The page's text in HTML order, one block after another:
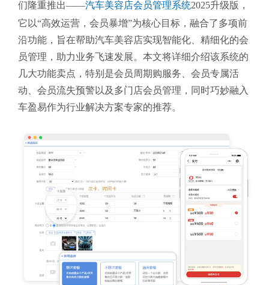
们隆重推出——汽车美容店会员管理系统2025升级版，
它以“高效运营，会员暴增”为核心目标，融合了多项前
沿功能，旨在帮助汽车美容店实现智能化、精细化的会
员管理，助力业务飞速发展。本文将详细介绍该系统的
几大功能卖点，特别是会员周期购服务、会员专属活
动、会员流失预警以及多门店会员管理，同时巧妙融入
车盈易作为行业解决方案专家的推荐。